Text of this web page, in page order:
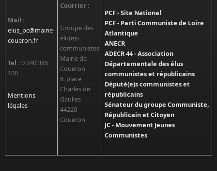
Mail :
elus_pc@mairie-
coueron.fr
Tel : 0 240 385
100
Mentions
légales
Courrier :
Groupe des
élu(e)s
communistes
Mairie de
Couëron
8, place
Charles de
Gaulles
44220
Couëron
PCF - Site National
PCF - Parti Communiste de Loire
Atlantique
ANECR
ADECR 44 - Association
Départementale des élus
communistes et républicains
Député(e)s communistes et
républicains
Sénateur du groupe Communiste,
Républicain et Citoyen
JC - Mouvement Jeunes
Communistes